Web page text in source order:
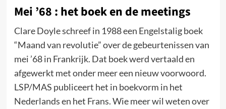
Mei ’68 : het boek en de meetings
Clare Doyle schreef in 1988 een Engelstalig boek
“Maand van revolutie” over de gebeurtenissen van
mei ’68 in Frankrijk. Dat boek werd vertaald en
afgewerkt met onder meer een nieuw voorwoord.
LSP/MAS publiceert het in boekvorm in het
Nederlands en het Frans. Wie meer wil weten over